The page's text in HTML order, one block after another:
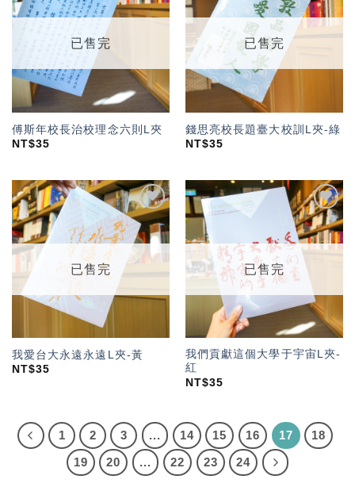
「願
望輕
已售完
傅斯年校長治校理念六則L夾
NT$35
「願
望輕
單」
已售完
錢思亮校長題臺大校訓L夾-綠
NT$35
加入
「願
望輕
單」
已售完
我愛台大永遠永遠L夾-黃
NT$35
加入
「願
望輕
已售完
我們貢獻這個大學于宇宙L夾-
紅
NT$35
1 2 3 ... 14 15 16 17
18
19
20 ... 22 23 24